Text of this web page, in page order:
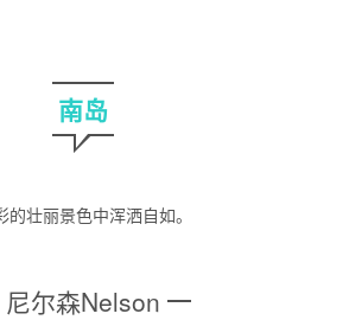
南岛
壮丽景色中浑洒自如。
尼尔森Nelson